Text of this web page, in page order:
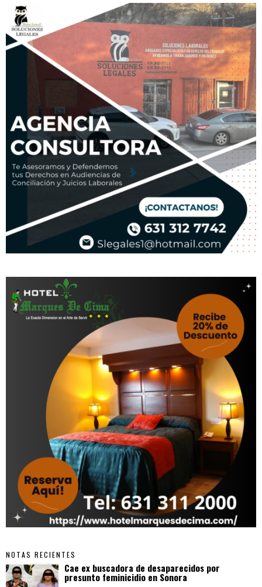
NOTAS RECIENTES
Cae ex buscadora de desaparecidos por
presunto feminicidio en Sonora